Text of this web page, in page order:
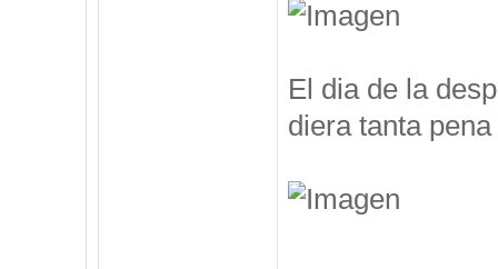
El dia de la
diera tanta